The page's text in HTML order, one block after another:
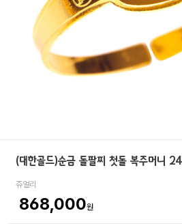
(대한골드)순금 돌팔찌 첫돌 복주머
쥬얼리
868,000원